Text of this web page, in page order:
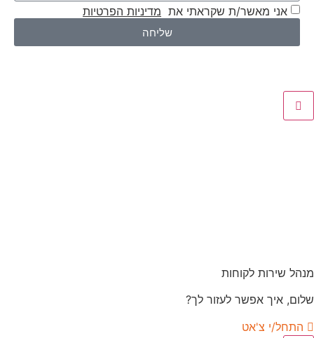
אני מאשר/ת שקראתי את מדיניות הפרטיות
שליחה
מנהל שירות לקוחות
שלום, איך אפשר לעזור לך?
התחל/י צ'אט